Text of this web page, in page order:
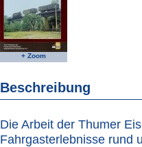
+ Zoom
Beschreibung
Die Arbeit der Thumer
Fahrgasterlebnisse rund